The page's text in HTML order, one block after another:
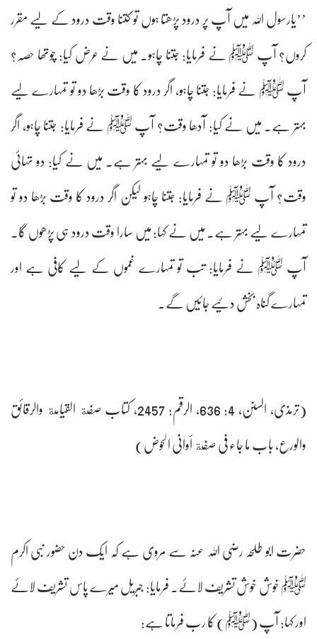
’’یارسول اللہ میں آپ پر درود پڑھتا ہوں تو کتنا وقت درود کے لیے مقرر
کروں؟ آپ ﷺ نے فرمایا: جتنا چاہو۔ میں نے عرض کیا: چوتھا حصہ؟
آپ ﷺ نے فرمایا: جتنا چاہو، اگر درود کا وقت بڑھا دو تو تمہارے لیے
بہتر ہے۔ میں نے کیا: آدھا وقت؟ آپ ﷺ نے فرمایا: جتنا چاہو، اگر
درود کا وقت بڑھا دو تو تمہارے لیے بہتر ہے۔ میں نے کیا: دو تہائی
وقت؟ آپ ﷺ نے فرمایا: جتنا چاہو لیکن اگر درود کا وقت بڑھا دو تو
تمہارے لیے بہتر ہے۔ میں نے کہا: میں سارا وقت درود ہی پڑھوں گا۔
آپ ﷺ نے فرمایا: تب تو تمہارے غموں کے لیے کافی ہے اور
تمہارے گناہ بخش دئیے جائیں گے۔
(ترمذی، السنن، 4: 636، الرقم: 2457، کتاب صفة القیامة والرقائق
والورع، باب ما جاء فی صفة أوانی الحوض)
حضرت ابو طلحہ رضی اللہ عنہ سے مروی ہے کہ ایک دن حضور نبی اکرم
ﷺ خوش خوش تشریف لائے۔ فرمایا: جبریل میرے پاس تشریف لائے
اور کہا: آپ (ﷺ) کا رب فرماتا ہے: